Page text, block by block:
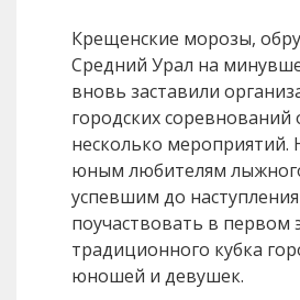
Крещенские морозы,
Средний Урал на
вновь заставили
городских соревнований
несколько мероприятий.
юным любителям
успевшим до
поучаствовать в первом
традиционного кубка
юношей и девушек.